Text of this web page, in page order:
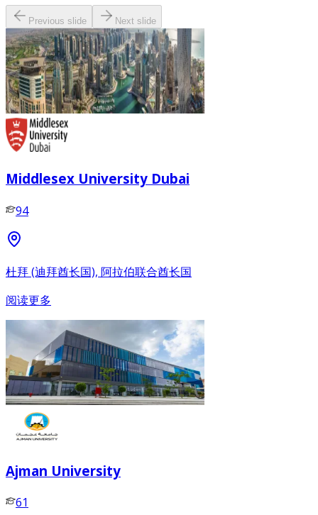
Previous slide Next slide
Middlesex University Dubai
94
杜拜 (迪拜酋长国), 阿拉伯联合酋长国
阅读更多
Ajman University
61